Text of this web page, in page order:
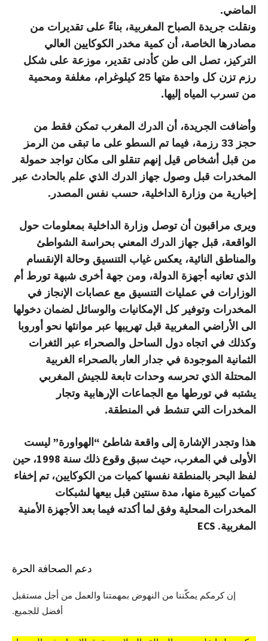
الماضي.
ونقلت جريدة الصباح المغربية، بناءً على تقديرات من
مصادرها الخاصة، أن كمية مخدر الكوكايين العالي
التركيز، تصل الى طن كأدنى تقدير، موزعة على شكل
رزم تزن كل واحدة متها 25 كيلوغرام، مغلفة ومحمية
من تسرب المياه إليها.
وأضافت الجريدة، أن الدرك المغرب تمكن فقط من
حجز 33 رزمة، فيما تم السطو على ما تبقى من الرمز
من قبل أشخاص قيل إنهم تنقلو الى مكان تواجد حمولة
المخدرات قبل وصول جهاز الدرك الذي علم بالحادث عبر
إخبارية من وزارة الداخلية، حسب نفس المصدر.
ويرى مراقبون أن توصل وزارة الداخلية بمعلومات حول
الواقعة، قبل جهاز الدرك المعني بحراسة الشواطئ
والمناطق النائية، يعكس غياب التنسيق وحالة الإنقسام
الذي تعانيه أجهزة الدولة، ومن جهة أخرى شبهة تورط أم
الوزارات في عمليات التنسيق مع عصابات الإنجاز في
المخدرات وتوفير كل الإمكانيات والوسائل لضمان دخولها
الى الأراضي المغربية قبل تهريبها عبر موانئها نحو أوروبا
وكذلك في اتجاه دول الساحل والصحراء عبر الثغرات
الثمانية الموجودة في جدار العار بالصحراء الغربية
المحتلة الذي تحرسه وحدات تابعة للجيش المغربي
يشتبه في تورطها مع الجماعات الإرهابية وتجار
المخدرات التي تنشط في المنطقة.
هذا وتجدر الإشارة إلى واقعة شاطئ “الهواورة” ليست
الأولى في المغرب، حيث سبق وقوع ذلك سنة 1998، حين
لفظ البحر بالمنطقة نفسها كميات من الكوكايين، تم إخفاء
كميات كبيرة منها، مدة سنتين قبل بيعها لشبكات
المخدرات المحلية وفق لما أكدته فيما بعد الأجهزة الأمنية
المغربية. ECS
دعم الصحافة الحرة
إن كرمكم يمكّننا من النهوض بمهمتنا والعمل من أجل مستقبل
أفضل للجميع.